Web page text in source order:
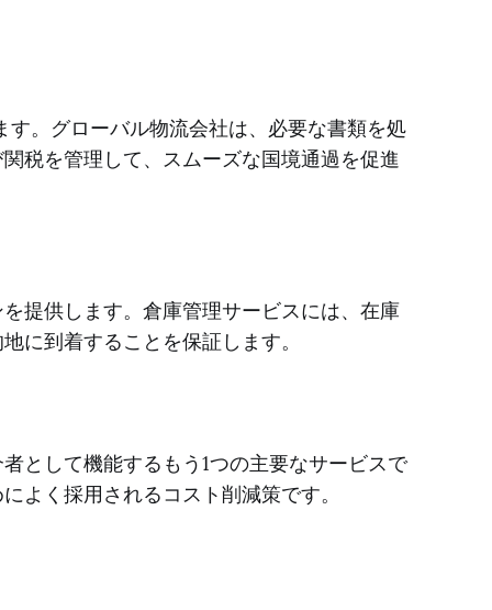
。グローバル物流会社は、必要な書類を処
税を管理して、スムーズな国境通過を促進
提供します。倉庫管理サービスには、在庫
に到着することを保証します。
として機能するもう1つの主要なサービスで
よく採用されるコスト削減策です。